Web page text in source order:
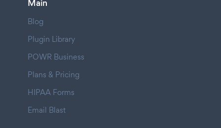
Main
Blog
Plugin Library
POWR Business
Plans & Pricing
HIPAA Forms
Email Blast